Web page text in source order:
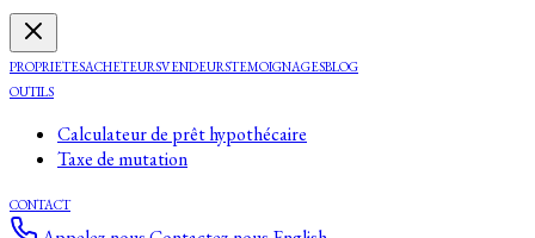
PROPRIETESACHETEURSVENDEURSTEMOIGNAGESBLOG
OUTILS
Calculateur de prêt hypothécaire
Taxe de mutation
CONTACT